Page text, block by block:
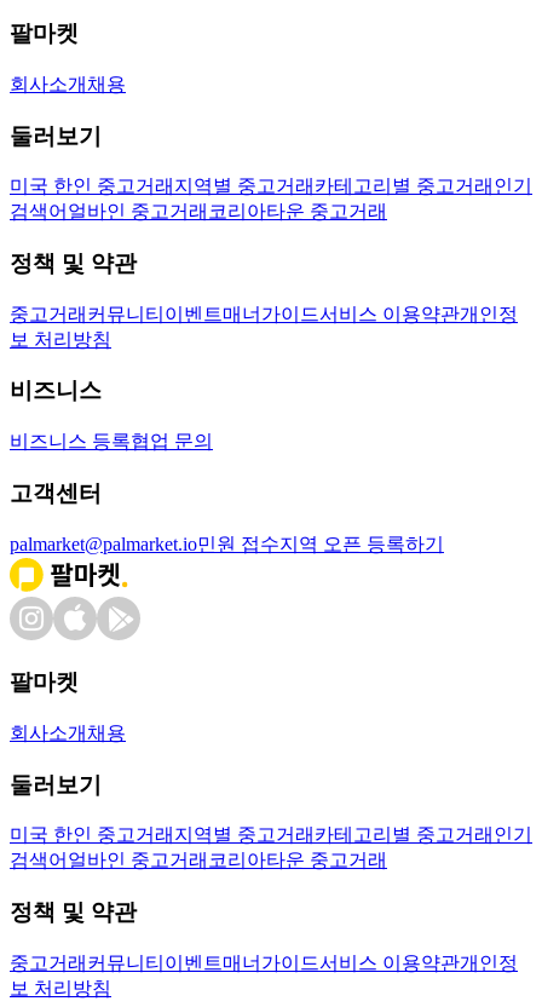
팔마켓
회사소개 채용
둘러보기
미국 한인 중고거래 지역별 중고거래 카테고리별 중고거래 인기
검색어 얼바인 중고거래 코리아타운 중고거래
정책 및 약관
중고거래 커뮤니티 이벤트매너가이드서비스 이용약관개인정
보 처리방침
비즈니스
비즈니스 등록협업 문의
고객센터
palmarket@palmarket.io민원 접수지역 오픈 등록하기
팔마켓
회사소개 채용
둘러보기
미국 한인 중고거래 지역별 중고거래 카테고리별 중고거래 인기
검색어 얼바인 중고거래 코리아타운 중고거래
정책 및 약관
중고거래 커뮤니티 이벤트매너가이드서비스 이용약관개인정
보 처리방침